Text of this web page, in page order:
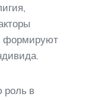
формируют
роль в